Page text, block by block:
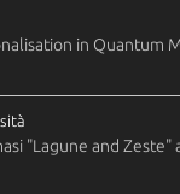
in Quantum
"Lagune and